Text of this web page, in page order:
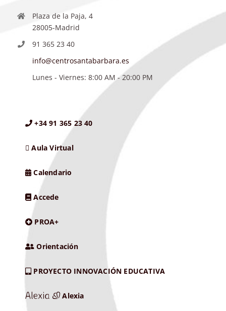
Plaza de la Paja, 4
28005-Madrid
91 365 23 40
info@centrosantabarbara.es
Lunes - Viernes: 8:00 AM - 20:00 PM
+34 91 365 23 40
Aula Virtual
Calendario
Accede
PROA+
Orientación
PROYECTO INNOVACIÓN EDUCATIVA
Alexia